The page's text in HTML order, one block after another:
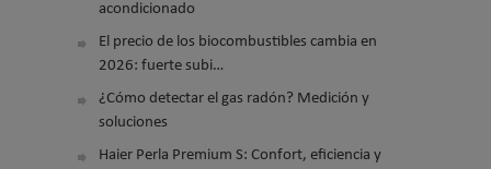
acondicionado
El precio de los biocombustibles cambia en
2026: fuerte subi…
¿Cómo detectar el gas radón? Medición y
soluciones
Haier Perla Premium S: Confort, eficiencia y